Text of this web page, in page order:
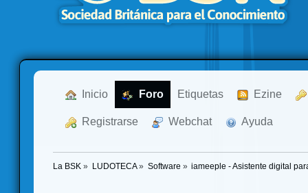
Inicio Foro Etiquetas Ezine
Registrarse Webchat Ayuda
La BSK » LUDOTECA» Software » iameeple - Asistente digital